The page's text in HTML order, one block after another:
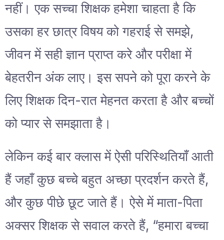
नहीं। एक सच्चा शिक्षक हमेशा चाहता है कि
उसका हर छात्र विषय को गहराई से समझे,
जीवन में सही ज्ञान प्राप्त करे और परीक्षा में
बेहतरीन अंक लाए। इस सपने को पूरा करने के
लिए शिक्षक दिन-रात मेहनत करता है और बच्चों
को प्यार से समझाता है।
लेकिन कई बार क्लास में ऐसी परिस्थितियाँ आती
हैं जहाँ कुछ बच्चे बहुत अच्छा प्रदर्शन करते हैं,
और कुछ पीछे छूट जाते हैं। ऐसे में माता-पिता
अक्सर शिक्षक से सवाल करते हैं, “हमारा बच्चा